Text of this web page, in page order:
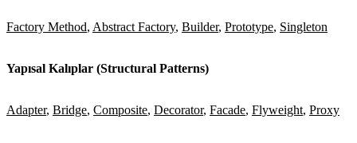
Factory Method, Abstract Factory, Builder, Prototype, Singleton
Yapısal Kalıplar (Structural Patterns)
Adapter, Bridge, Composite, Decorator, Facade, Flyweight, Proxy